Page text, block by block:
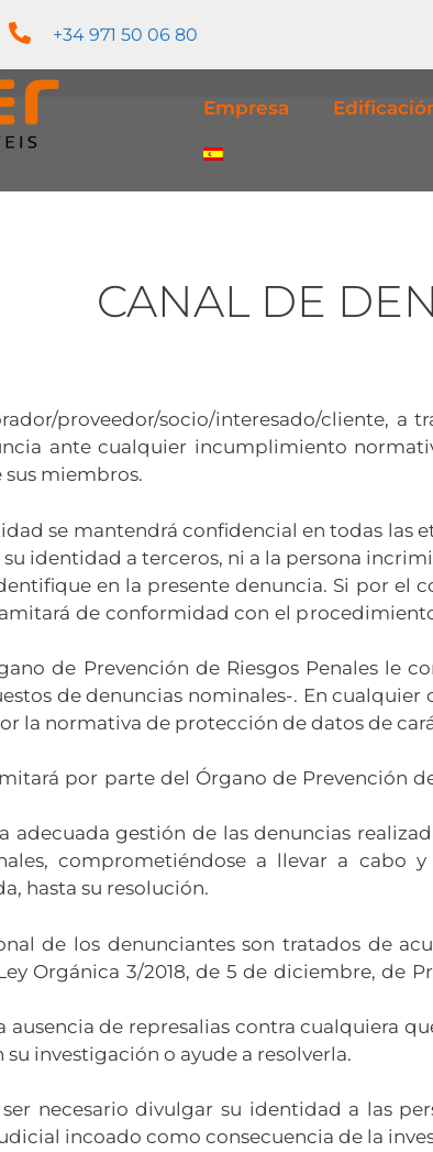
+34 971 50 06 80
Empresa
CANAL DE
proveedor/socio/interesado/cliente, a
ante cualquier incumplimiento
miembros.
se mantendrá confidencial en todas las
identidad a terceros, ni a la persona
en la presente denuncia. Si por el
de conformidad con el
de Prevención de Riesgos Penales le
de denuncias nominales-. En
la normativa de protección de datos de
por parte del Órgano de Prevención
adecuada gestión de las denuncias
comprometiéndose a llevar a cabo
hasta su resolución.
de los denunciantes son tratados de
Orgánica 3/2018, de 5 de diciembre, de
ausencia de represalias contra cualquiera
investigación o ayude a resolverla.
necesario divulgar su identidad a las
incoado como consecuencia de la